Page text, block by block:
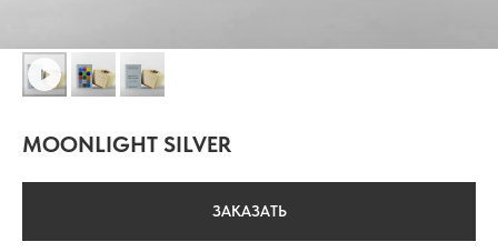
MOONLIGHT SILVER
ЗАКАЗАТЬ